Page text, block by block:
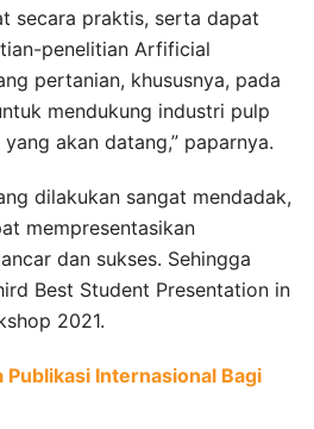
secara praktis, serta dapat
penelitian Arfificial
pertanian, khususnya, pada
mendukung industri pulp
akan datang,” paparnya.
dilakukan sangat mendadak,
mempresentasikan
dan sukses. Sehingga
Best Student Presentation in
2021.
Publikasi Internasional Bagi